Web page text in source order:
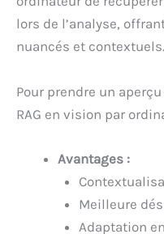
lors de l’analyse,
nuancés et contextuels.
Pour prendre un
RAG en vision par
Avantages :
Meilleure
Adaptation